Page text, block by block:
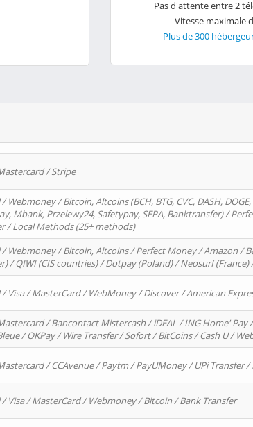
Pas d'attente entre 2
Vitesse maximale
Plus de 300
/ Stripe
Webmoney / Bitcoin, Altcoins (BCH, BTG, CVC, DASH, DOGE,
Mbank, Przelewy24, Safetypay, SEPA, Banktransfer) /
/ Local Methods (25+ methods)
/ Webmoney / Bitcoin, Altcoins / Perfect Money / Amazon /
/ QIWI (CIS countries) / Dotpay (Poland) / Neosurf
/ Visa / MasterCard / WebMoney / Discover / American
/ Bancontact Mistercash / iDEAL / ING Home'
/ OKPay / Wire Transfer / Sofort / BitCoins / Cash U /
/ CCAvenue / Paytm / PayUMoney / UPi Transfer
/ Visa / MasterCard / Webmoney / Bitcoin / Bank Transfer